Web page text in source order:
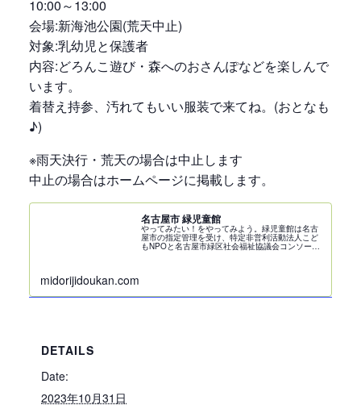
10:00～13:00
会場:新海池公園(荒天中止)
対象:乳幼児と保護者
内容:どろんこ遊び・森へのおさんぽなどを楽しんで
います。
着替え持参、汚れてもいい服装で来てね。(おとなも
♪)
※雨天決行・荒天の場合は中止します
中止の場合はホームページに掲載します。
名古屋市 緑児童館
やってみたい！をやってみよう。緑児童館は名古
屋市の指定管理を受け、特定非営利活動法人こど
もNPOと名古屋市緑区社会福祉協議会コンソーシ
アムによって管理・運営をしています。
midorijidoukan.com
DETAILS
Date:
2023年10月31日